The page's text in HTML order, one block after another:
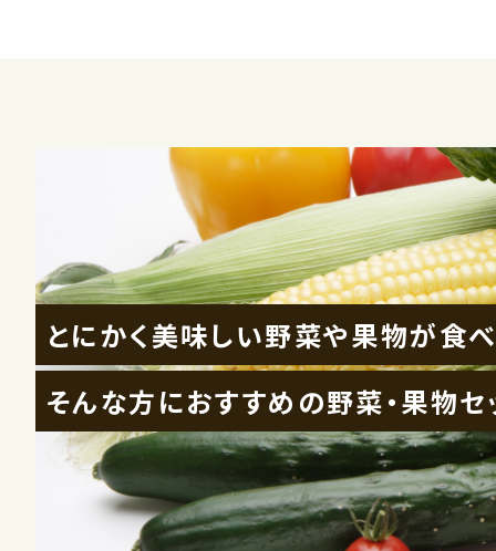
とにかく美味しい野菜や果物が食
そんな方におすすめの野菜・果物セ